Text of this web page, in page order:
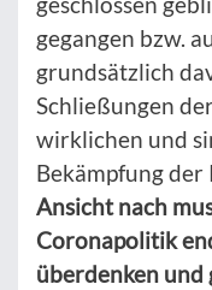
gegangen bzw.
grundsätzlich
Schließungen
wirklichen und
Bekämpfung der
Ansicht nach
Coronapolitik
überdenken und